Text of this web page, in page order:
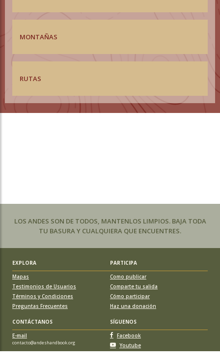
MONTAÑAS
RUTAS
LOS ANDES SON DE TODOS, MANTENLOS LIMPIOS. BAJA TODA
TU BASURA Y CUALQUIERA QUE ENCUENTRES.
EXPLORA
PARTICIPA
Mapas
Testimonios de Usuarios
Términos y Condiciones
Preguntas Frecuentes
Como publicar
Comparte tu salida
Cómo participar
Haz una donación
CONTÁCTANOS
SÍGUENOS
E-mail
contacto@andeshandbook.org
Facebook
Youtube